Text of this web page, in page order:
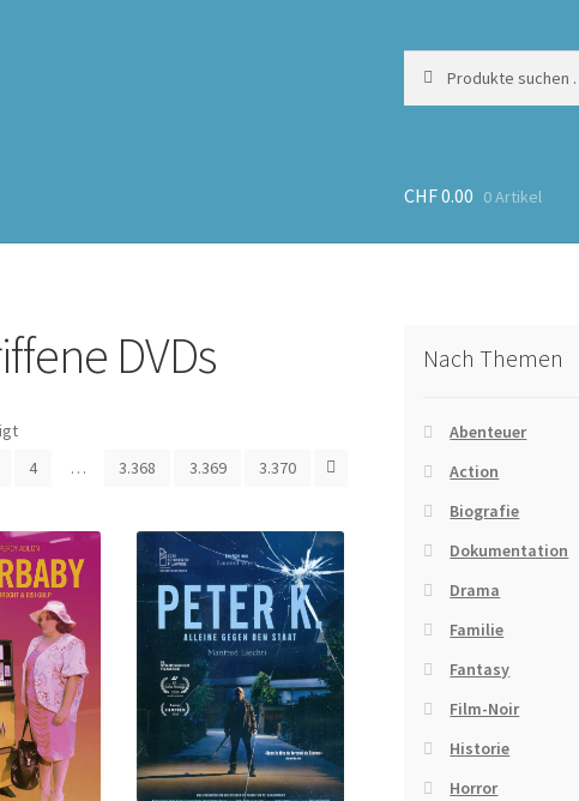
nach:
CHF0.00 0 Artikel
DVDs
Nach
4 … 3.368 3.369 3.370
Nach Themen
Abenteuer
Action
Biografie
Dokumentation
Drama
Familie
Fantasy
Film-Noir
Historie
Horror